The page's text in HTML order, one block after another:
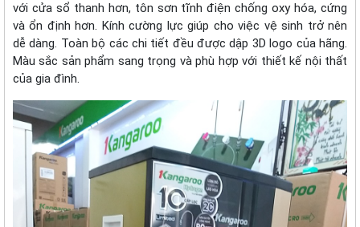
với cửa sổ thanh hơn, tôn sơn tĩnh điện chống oxy hóa, cứng
và ổn định hơn. Kính cường lực giúp cho việc vệ sinh trở nên
dễ dàng. Toàn bộ các chi tiết đều được dập 3D logo của hãng.
Màu sắc sản phẩm sang trọng và phù hợp với thiết kế nội thất
của gia đình.